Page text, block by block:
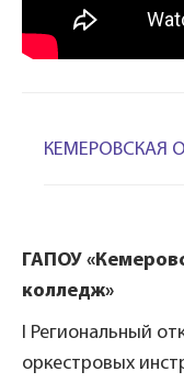
КЕМЕРОВСКАЯ
ГАПОУ
колледж»
I Региональный
оркестровых